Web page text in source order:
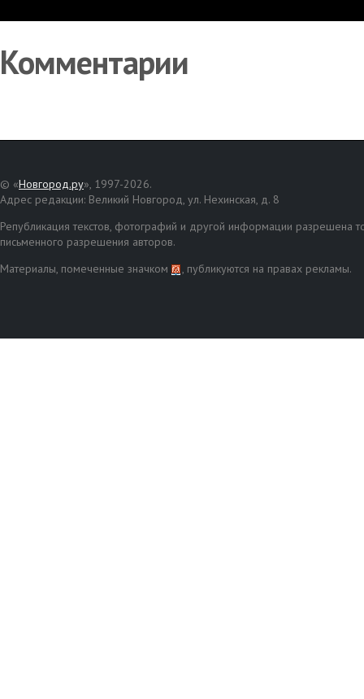
Комментарии
© «Новгород.ру», 1997-2026.
Адрес редакции: Великий Новгород, ул. Нехинская, д. 8
Републикация текстов, фотографий и другой информации разрешена
письменного разрешения авторов.
Материалы, помеченные значком
, публикуются на правах рекламы.